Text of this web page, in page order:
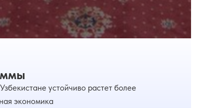
устойчиво растет более
экономика